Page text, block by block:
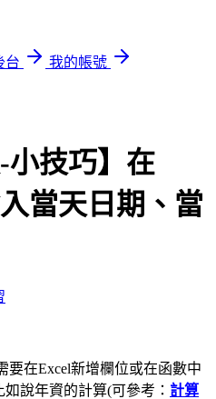
台
我的帳號
-小技巧】在
當天日期、當
要在Excel新增欄位或在函數中
說年資的計算(可參考： 計算